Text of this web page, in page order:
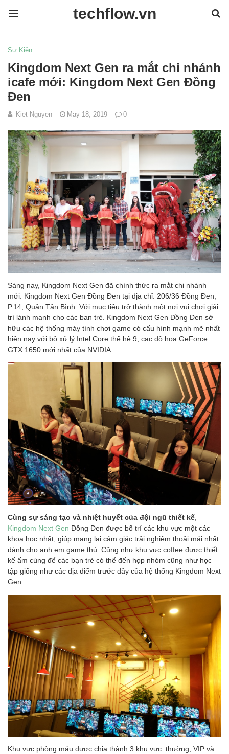
techflow.vn
Sự Kiện
Kingdom Next Gen ra mắt chi nhánh
icafe mới: Kingdom Next Gen Đồng
Đen
Kiet Nguyen May 18, 2019 0
Sáng nay, Kingdom Next Gen đã chính thức ra mắt chi nhánh
mới: Kingdom Next Gen Đồng Đen tại địa chỉ: 206/36 Đồng Đen,
P.14, Quận Tân Bình. Với mục tiêu trở thành một nơi vui chơi giải
trí lành mạnh cho các bạn trẻ. Kingdom Next Gen Đồng Đen sở
hữu các hệ thống máy tính chơi game có cấu hình mạnh mẽ nhất
hiện nay với bộ xử lý Intel Core thế hệ 9, cạc đồ hoạ GeForce
GTX 1650 mới nhất của NVIDIA.
Cùng sự sáng tạo và nhiệt huyết của đội ngũ thiết kế
Kingdom Next Gen Đồng Đen được bố trí các khu vực một các
khoa học nhất, giúp mang lại cảm giác trải nghiệm thoải mái nhất
dành cho anh em game thủ. Cũng như khu vực coffee được thiết
kế ấm cúng để các bạn trẻ có thể đến họp nhóm cũng như học
tập giống như các địa điểm trước đây của hệ thống Kingdom Next
Gen.
Khu vực phòng máu được chia thành 3 khu vực: thường, VIP và